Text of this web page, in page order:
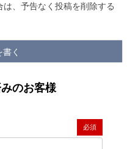
、予告なく投稿を削除する
く
のお客様
(必須)